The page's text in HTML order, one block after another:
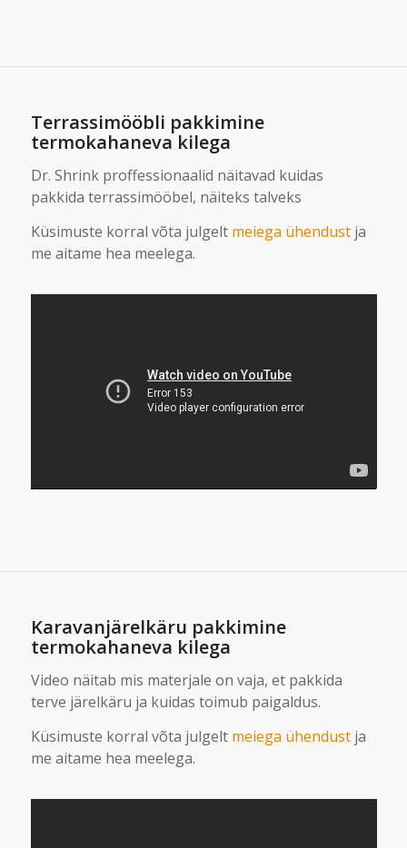
Terrassimööbli pakkimine
termokahaneva kilega
Dr. Shrink proffessionaalid näitavad kuidas
pakkida terrassimööbel, näiteks talveks
Küsimuste korral võta julgelt meiega ühendustja
me aitame hea meelega.
Karavanjärelkäru pakkimine
termokahaneva kilega
Video näitab mis materjale on vaja, et pakkida
terve järelkäru ja kuidas toimub paigaldus.
Küsimuste korral võta julgelt meiega ühendustja
me aitame hea meelega.